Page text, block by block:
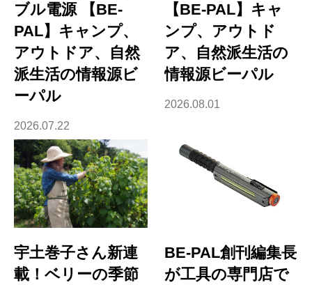
ブル電源 【BE-
PAL】キャンプ、
アウトドア、自然
派生活の情報源ビ
ーパル
2026.07.22
【BE-PAL】キャ
ンプ、アウトド
ア、自然派生活の
情報源ビーパル
2026.08.01
宇土巻子さん新連
載！ベリーの季節
BE-PAL創刊編集長
が工具の専門店で